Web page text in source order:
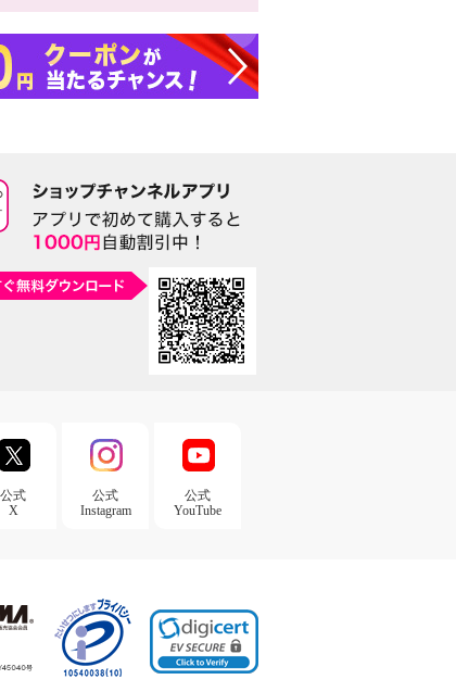
公式
X
公式
Instagram
公式
YouTube